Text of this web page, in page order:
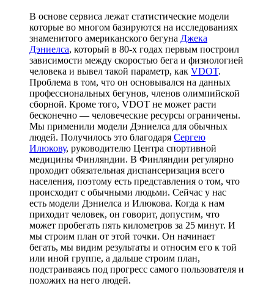
В основе сервиса лежат статистические модели
которые во многом базируются на исследованиях
знаменитого американского бегуна Джека
Дэниелса, который в 80-х годах первым построил
зависимости между скоростью бега и физиологией
человека и вывел такой параметр, как VDOT.
Проблема в том, что он основывался на данных
профессиональных бегунов, членов олимпийской
сборной. Кроме того, VDOT не может расти
бесконечно — человеческие ресурсы ограничены.
Мы применили модели Дэниелса для обычных
людей. Получилось это благодаря Сергею
Илюкову, руководителю Центра спортивной
медицины Финляндии. В Финляндии регулярно
проходит обязательная диспансеризация всего
населения, поэтому есть представления о том, что
происходит с обычными людьми. Сейчас у нас
есть модели Дэниелса и Илюкова. Когда к нам
приходит человек, он говорит, допустим, что
может пробегать пять километров за 25 минут. И
мы строим план от этой точки. Он начинает
бегать, мы видим результаты и относим его к той
или иной группе, а дальше строим план,
подстраиваясь под прогресс самого пользователя и
похожих на него людей.